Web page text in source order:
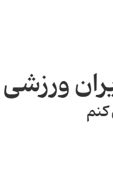
ورزشى
كنم